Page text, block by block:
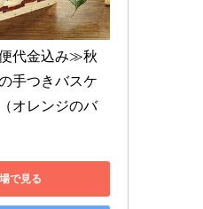
代金込み≫秋
手つきバスケ
オレンジのバ
で見る